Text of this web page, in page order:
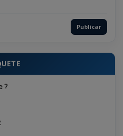
Publicar
?